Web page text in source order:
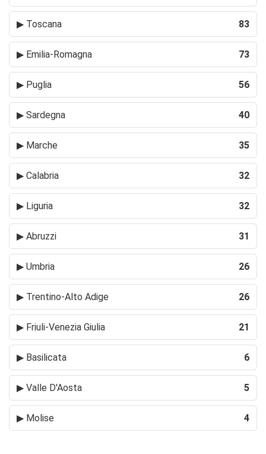
▶ Toscana 83
▶ Emilia-Romagna 73
▶ Puglia 56
▶ Sardegna 40
▶ Marche 35
▶ Calabria 32
▶ Liguria 32
▶ Abruzzi 31
▶ Umbria 26
▶ Trentino-Alto Adige 26
▶ Friuli-Venezia Giulia 21
▶ Basilicata 6
▶ Valle D'Aosta 5
▶ Molise 4